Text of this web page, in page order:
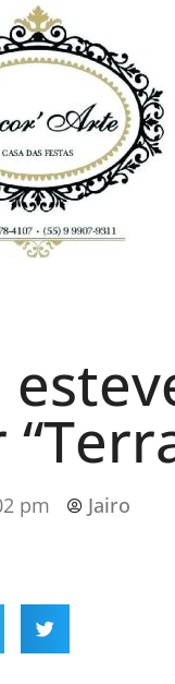
pm Jairo